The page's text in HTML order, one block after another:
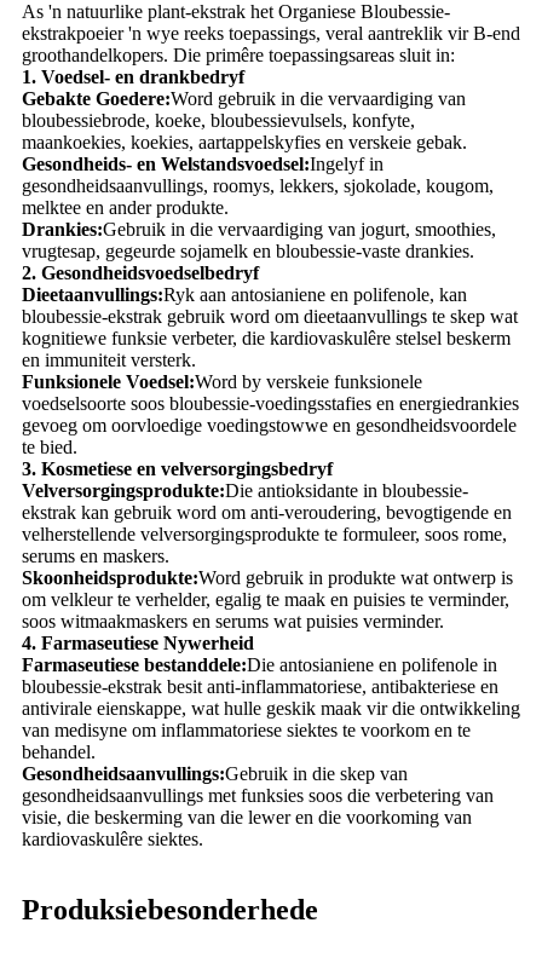
As 'n natuurlike plant-ekstrak het Organiese Bloubessie-
ekstrakpoeier 'n wye reeks toepassings, veral aantreklik vir B-end
groothandelkopers. Die primêre toepassingsareas sluit in:
1. Voedsel- en drankbedryf
Gebakte Goedere:Word gebruik in die vervaardiging van
bloubessiebrode, koeke, bloubessievulsels, konfyte,
maankoekies, koekies, aartappelskyfies en verskeie gebak.
Gesondheids- en Welstandsvoedsel:Ingelyf in
gesondheidsaanvullings, roomys, lekkers, sjokolade, kougom,
melktee en ander produkte.
Drankies:Gebruik in die vervaardiging van jogurt, smoothies,
vrugtesap, gegeurde sojamelk en bloubessie-vaste drankies.
2. Gesondheidsvoedselbedryf
Dieetaanvullings:Ryk aan antosianiene en polifenole, kan
bloubessie-ekstrak gebruik word om dieetaanvullings te skep wat
kognitiewe funksie verbeter, die kardiovaskulêre stelsel beskerm
en immuniteit versterk.
Funksionele Voedsel:Word by verskeie funksionele
voedselsoorte soos bloubessie-voedingsstafies en energiedrankies
gevoeg om oorvloedige voedingstowwe en gesondheidsvoordele
te bied.
3. Kosmetiese en velversorgingsbedryf
Velversorgingsprodukte:Die antioksidante in bloubessie-
ekstrak kan gebruik word om anti-veroudering, bevogtigende en
velherstellende velversorgingsprodukte te formuleer, soos rome,
serums en maskers.
Skoonheidsprodukte:Word gebruik in produkte wat ontwerp is
om velkleur te verhelder, egalig te maak en puisies te verminder,
soos witmaakmaskers en serums wat puisies verminder.
4. Farmaseutiese Nywerheid
Farmaseutiese bestanddele:Die antosianiene en polifenole in
bloubessie-ekstrak besit anti-inflammatoriese, antibakteriese en
antivirale eienskappe, wat hulle geskik maak vir die ontwikkeling
van medisyne om inflammatoriese siektes te voorkom en te
behandel.
Gesondheidsaanvullings:Gebruik in die skep van
gesondheidsaanvullings met funksies soos die verbetering van
visie, die beskerming van die lewer en die voorkoming van
kardiovaskulêre siektes.
Produksiebesonderhede